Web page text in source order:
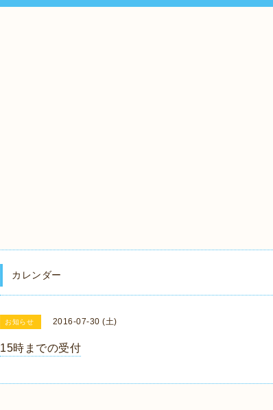
カレンダー
お知らせ 2016-07-30 (土)
15時までの受付